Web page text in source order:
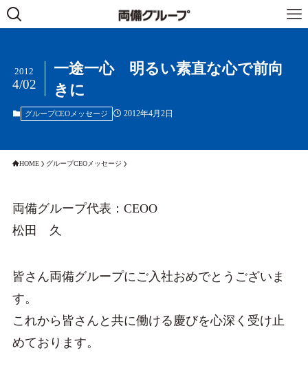
一途一心 明るい素直な心で前向
きに
2012
4/02
グループCEOメッセージ 2012年4月2日
HOME グループCEOメッセージ
両備グループ代表：CEOO
松田 久
皆さん両備グループにご入社おめでとうございま
す。
これから皆さんと共に働ける慶びを心深く受け止
めております。